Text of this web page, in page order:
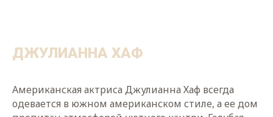
ДЖУЛИАННА ХАФ
Американская актриса Джулианна Хаф всегда
одевается в южном американском стиле, а ее дом